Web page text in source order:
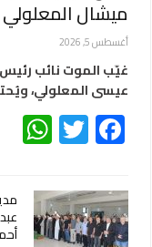
ميشال المعلولي
أغسطس 5, 2026
غيّب الموت نائب
عيسى المعلولي،
Facebook